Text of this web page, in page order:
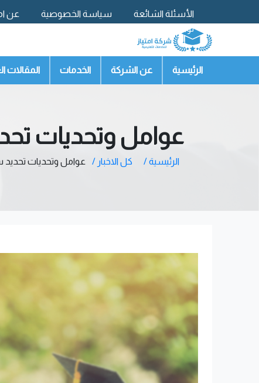
الأسئلة الشائعة سياسة الخصوصية عن
تواصل معنا
الرئيسية عن الشركة الخدمات المقالات
عوامل وتحديات
الرئيسية / كل الاخبار / عوامل وتحديات